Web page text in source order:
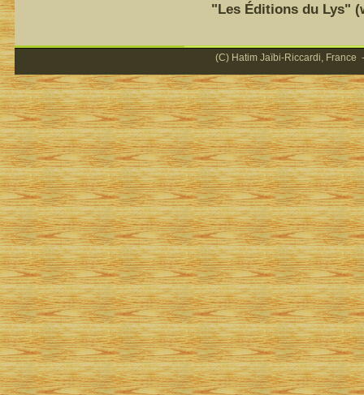
"Les Éditions du Lys"
(C) Hatim Jaïbi-Riccardi, France